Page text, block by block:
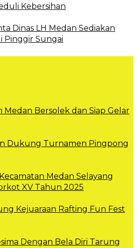
Kebersihan
Dinas LH Medan Sediakan
Pinggir Sungai
Medan Bersolek dan Siap Gelar
Dukung Turnamen Pingpong
Medan Selayang
XV Tahun 2025
Kejuaraan Rafting Fun Fest
Dengan Bela Diri Tarung